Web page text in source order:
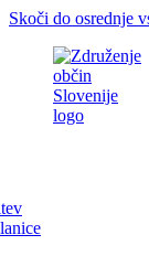
Skoči do osrednje